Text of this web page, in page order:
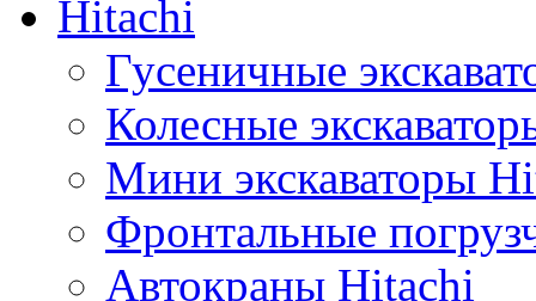
Hitachi
Гусеничные
Колесные
Мини экскаваторы
Фронтальные
Автокраны Hitachi